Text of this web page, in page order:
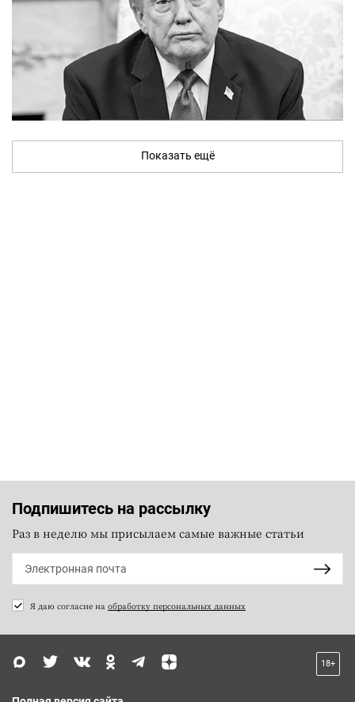
Показать ещё
Подпишитесь на рассылку
Раз в неделю мы присылаем самые важные статьи
Я даю согласие на обработку персональных данных
18+